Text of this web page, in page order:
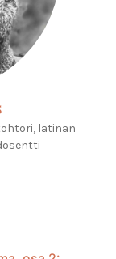
latinan